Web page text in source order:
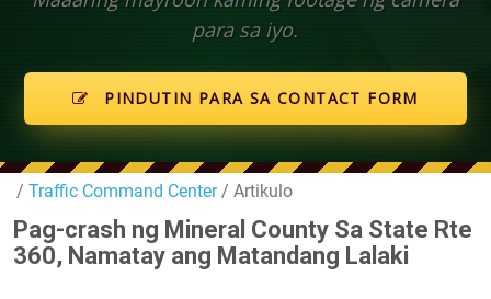
para sa iyo.
PINDUTIN PARA SA CONTACT FORM
/ Traffic Command Center/ Artikulo
Pag-crash ng Mineral County Sa State Rte
360, Namatay ang Matandang Lalaki